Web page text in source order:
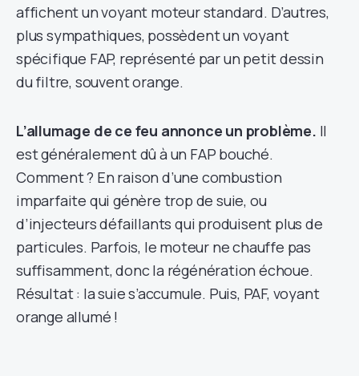
affichent un voyant moteur standard. D’autres,
plus sympathiques, possèdent un voyant
spécifique FAP, représenté par un petit dessin
du filtre, souvent orange.
L’allumage de ce feu annonce un problème. Il
est généralement dû à un FAP bouché.
Comment ? En raison d’une combustion
imparfaite qui génère trop de suie, ou
d’injecteurs défaillants qui produisent plus de
particules. Parfois, le moteur ne chauffe pas
suffisamment, donc la régénération échoue.
Résultat : la suie s’accumule. Puis, PAF, voyant
orange allumé !